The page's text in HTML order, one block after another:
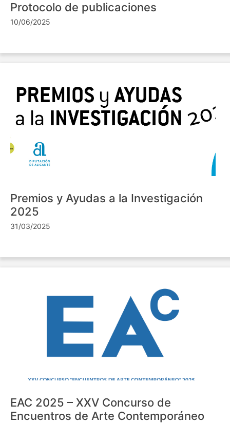
Protocolo de publicaciones
10/06/2025
Premios y Ayudas a la Investigación
2025
31/03/2025
EAC 2025 – XXV Concurso de
Encuentros de Arte Contemporáneo